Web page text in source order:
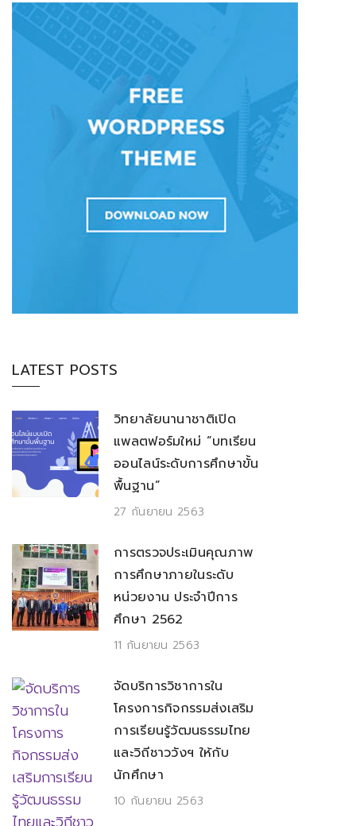
LATEST POSTS
วิทยาลัยนานาชาติเปิด
แพลตฟอร์มใหม่ “บทเรียน
ออนไลน์ระดับการศึกษาขั้น
พื้นฐาน”
27 กันยายน 2563
การตรวจประเมินคุณภาพ
การศึกษาภายในระดับ
หน่วยงาน ประจำปีการ
ศึกษา 2562
11 กันยายน 2563
จัดบริการวิชาการใน
โครงการกิจกรรมส่งเสริม
การเรียนรู้วัฒนธรรมไทย
และวิถีชาววังฯ ให้กับ
นักศึกษา
10 กันยายน 2563